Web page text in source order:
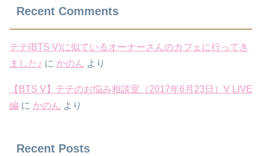
Recent Comments
テテ(BTS V)に似ているオーナーさんのカフェに行ってき
ました♪ に かのん より
【BTS V】テテのお悩み相談室（2017年6月23日）V LIVE
編 に かのん より
Recent Posts